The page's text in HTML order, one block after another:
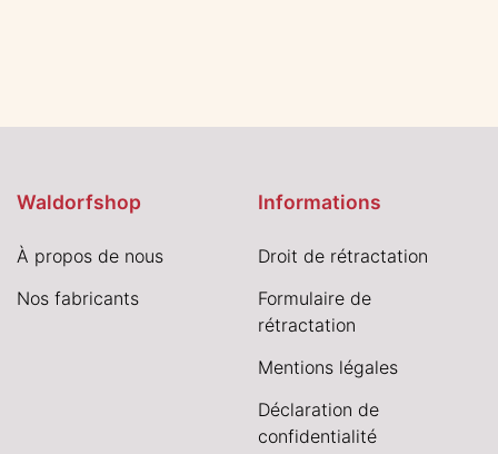
Waldorfshop
À propos de nous
Nos fabricants
Informations
Droit de rétractation
Formulaire de
rétractation
Mentions légales
Déclaration de
confidentialité